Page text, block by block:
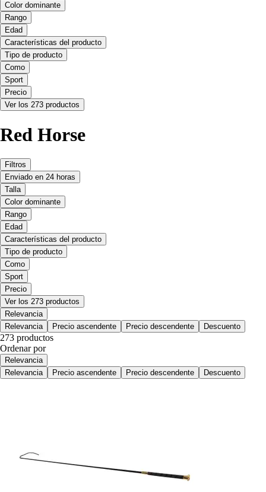
Color dominante
Rango
Edad
Características del producto
Tipo de producto
Como
Sport
Precio
Ver los 273 productos
Red Horse
Filtros
Enviado en 24 horas
Talla
Color dominante
Rango
Edad
Características del producto
Tipo de producto
Como
Sport
Precio
Ver los 273 productos
Relevancia
Relevancia
Precio ascendente Precio descendente Descuento
273 productos
Ordenar por
Relevancia
Relevancia
Precio ascendente Precio descendente Descuento